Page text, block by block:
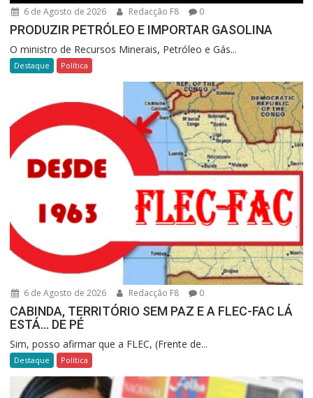
6 de Agosto de 2026 Redacção F8 0
PRODUZIR PETRÓLEO E IMPORTAR GASOLINA
O ministro de Recursos Minerais, Petróleo e Gás...
Destaque Política
6 de Agosto de 2026 Redacção F8 0
CABINDA, TERRITÓRIO SEM PAZ E A FLEC-FAC LÁ
ESTÁ… DE PÉ
Sim, posso afirmar que a FLEC, (Frente de...
Destaque Política